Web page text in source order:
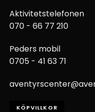
Aktivitetstelefonen
070 - 66 77 210
Peders mobil
0705 - 41 63 71
KÖPVILLKOR